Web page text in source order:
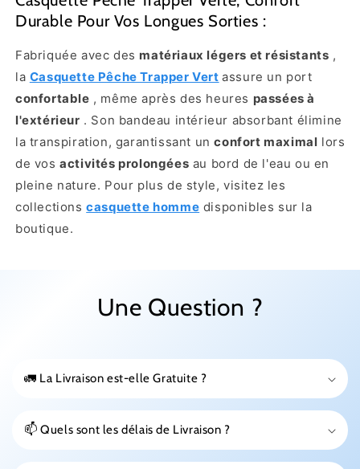
Durable Pour Vos Longues Sorties :
Fabriquée avec des matériaux légers et résistants ,
la Casquette Pêche Trapper Vert assure un port
confortable , même après des heures passées à
l'extérieur . Son bandeau intérieur absorbant élimine
la transpiration, garantissant unconfort maximal lors
de vosactivités prolongées au bord de l'eau ou en
pleine nature. Pour plus de style, visitez les
collectionscasquette homme disponibles sur la
boutique.
Une Question ?
🚛 La Livraison est-elle Gratuite ?
📫 Quels sont les délais de Livraison ?